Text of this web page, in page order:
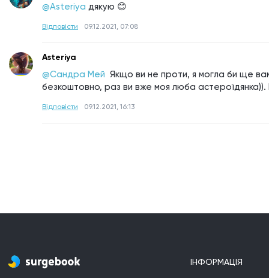
@Asteriya дякую 😊
Відповісти 09.12.2021, 07:08
Asteriya
@Сандра Мей Якщо ви не проти, я могла би ще
безкоштовно, раз ви вже моя люба
Відповісти 09.12.2021, 16:13
ІНФОРМАЦІЯ